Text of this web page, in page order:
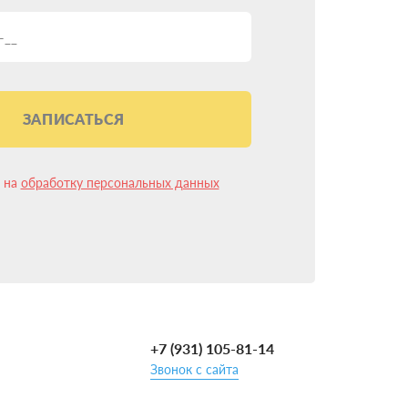
10 лет и имеем более 15 000 успешных
что установка ГБО на Chery M16 в
несколько изменилась и упростилась.
ЗАПИСАТЬСЯ
на обработку персональных данных
+7 (931) 105-81-14
Звонок с сайта